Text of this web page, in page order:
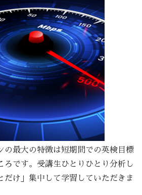
の最大の特徴は短期間での英検目標
ろです。受講生ひとりひとり分析し
だけ」集中して学習していただきま